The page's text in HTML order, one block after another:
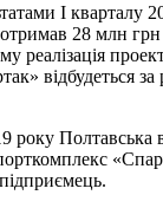
І кварталу
28 млн грн
реалізація
відбудеться
року Полтавська